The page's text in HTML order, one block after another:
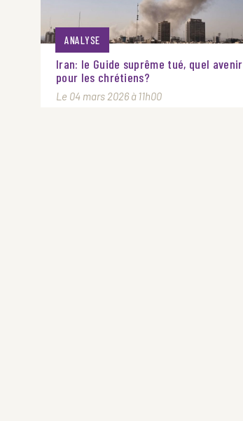
ANALYSE
Iran: le Guide suprême tué, quel avenir
pour les chrétiens?
Le 04 mars 2026 à 11h00